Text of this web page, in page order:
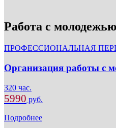
Работа с молодежью
ПРОФЕССИОНАЛЬНАЯ
Организация работы с
320 час.
5990 руб.
Подробнее